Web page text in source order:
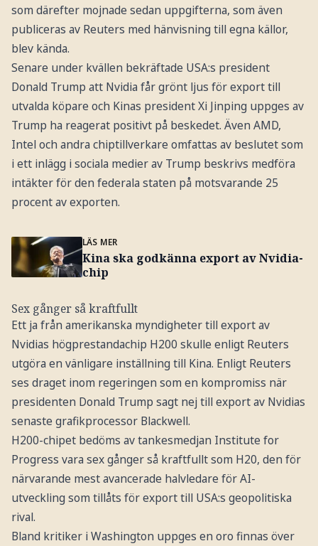
som därefter mojnade sedan uppgifterna, som även
publiceras av Reuters med hänvisning till egna källor,
blev kända.
Senare under kvällen bekräftade USA:s president
Donald Trump att Nvidia får grönt ljus för export till
utvalda köpare och Kinas president Xi Jinping uppges av
Trump ha reagerat positivt på beskedet. Även AMD,
Intel och andra chiptillverkare omfattas av beslutet som
i ett inlägg i sociala medier av Trump beskrivs medföra
intäkter för den federala staten på motsvarande 25
procent av exporten.
LÄS MER
Kina ska godkänna export av Nvidia-
chip
Sex gånger så kraftfullt
Ett ja från amerikanska myndigheter till export av
Nvidias högprestandachip H200 skulle enligt Reuters
utgöra en vänligare inställning till Kina. Enligt Reuters
ses draget inom regeringen som en kompromiss när
presidenten Donald Trump sagt nej till export av Nvidias
senaste grafikprocessor Blackwell.
H200-chipet bedöms av tankesmedjan Institute for
Progress vara sex gånger så kraftfullt som H20, den för
närvarande mest avancerade halvledare för AI-
utveckling som tillåts för export till USA:s geopolitiska
rival.
Bland kritiker i Washington uppges en oro finnas över